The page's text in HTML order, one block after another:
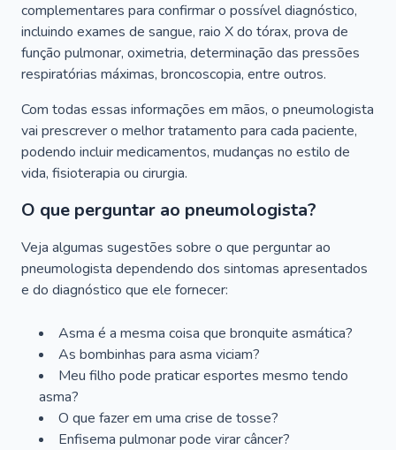
complementares para confirmar o possível diagnóstico,
incluindo exames de sangue, raio X do tórax, prova de
função pulmonar, oximetria, determinação das pressões
respiratórias máximas, broncoscopia, entre outros.
Com todas essas informações em mãos, o pneumologista
vai prescrever o melhor tratamento para cada paciente,
podendo incluir medicamentos, mudanças no estilo de
vida, fisioterapia ou cirurgia.
O que perguntar ao pneumologista?
Veja algumas sugestões sobre o que perguntar ao
pneumologista dependendo dos sintomas apresentados
e do diagnóstico que ele fornecer:
Asma é a mesma coisa que bronquite asmática?
As bombinhas para asma viciam?
Meu filho pode praticar esportes mesmo tendo
asma?
O que fazer em uma crise de tosse?
Enfisema pulmonar pode virar câncer?